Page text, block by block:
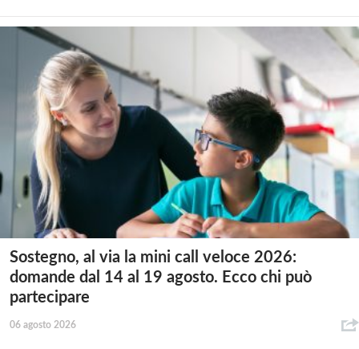
Sostegno, al via la mini call veloce 2026:
domande dal 14 al 19 agosto. Ecco chi può
partecipare
06 agosto 2026